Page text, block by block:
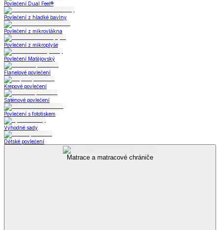
Povlečení Dual Feel®
Povlečení z hladké bavlny
Povlečení z mikrovlákna
Povlečení z mikroplyše
Povlečení Matějovský
Flanelové povlečení
Krepové povlečení
Saténové povlečení
Povlečení s fototiskem
Výhodné sady
Dětské povlečení
Matrace a matracové chrániče